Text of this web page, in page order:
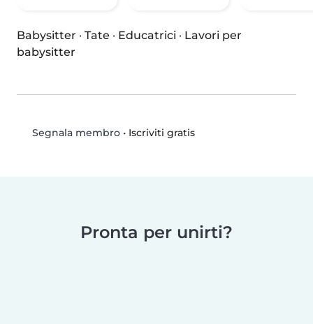
Babysitter · Tate · Educatrici · Lavori per
babysitter
Segnala membro• Iscriviti gratis
Pronta per unirti?